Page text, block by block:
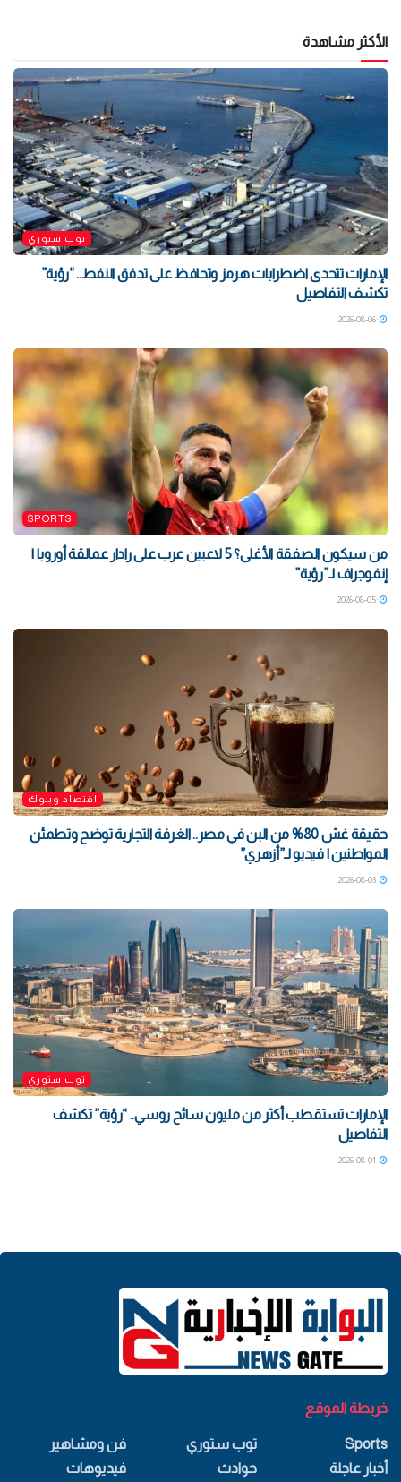
الأكثر مشاهدة
توب ستوري
الإمارات تتحدى اضطرابات هرمز وتحافظ على تدفق النفط.. “رؤية”
تكشف التفاصيل
SPORTS
من سيكون الصفقة الأغلى؟ 5 لاعبين عرب على رادار عمالقة أوروبا |
إنفوجراف لـ”رؤية”
اقتصاد وبنوك
حقيقة غش 80% من البن في مصر.. الغرفة التجارية توضح وتطمئن
المواطنين | فيديو لـ”أزهري”
توب ستوري
الإمارات تستقطب أكثر من مليون سائح روسي.. “رؤية” تكشف
التفاصيل
خريطة الموقع
Sports
أخبار عاجلة
توب ستوري
حوادث
فن ومشاهير
فيديوهات